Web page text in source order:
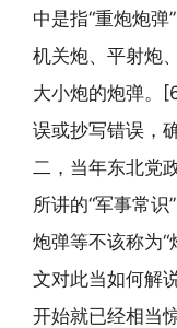
中是指“重炮炮弹
机关炮、平射炮
大小炮的炮弹。
误或抄写错误，
二，当年东北党
所讲的“军事常
炮弹等不该称为“
文对此当如何解
开始就已经相当